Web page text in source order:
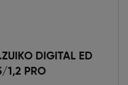
DIGITAL ED
1,2 PRO